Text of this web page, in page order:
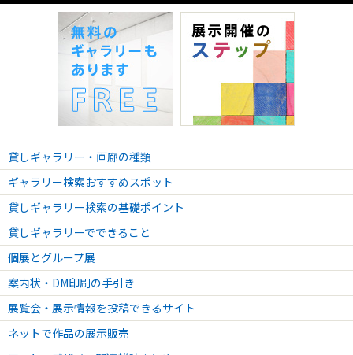
『 花想う時 』 〜冬を彩るボタニカルフラワーの世界〜
2024.11.01 - 2024.11.05
『ASUK & YUKA展』
2024.10.03 - 2024.10.06
『どうぶつと花のアートと雑貨展』
2024.10.11 - 2024.10.15
生きていく絵 堀万里小品展
2024.08.30 - 2024.09.13
ハーブティーと『ねこ展』
2024.09.19 - 2024.09.23
ビーダマとアーモンド
2024.08.30 - 2024.09.13
ねこ展 byハーブティー ニャランハ
2024.07.04 - 2024.07.07
インド綿の浴衣と小物展
2024.06.26 - 2024.07.01
追悼 フジ子ヘミング版画展
2024.05.15 - 2024.06.30
貸しギャラリー・画廊の種類
ギャラリー検索おすすめスポット
貸しギャラリー検索の基礎ポイント
貸しギャラリーでできること
個展とグループ展
案内状・DM印刷の手引き
展覧会・展示情報を投稿できるサイト
ネットで作品の展示販売